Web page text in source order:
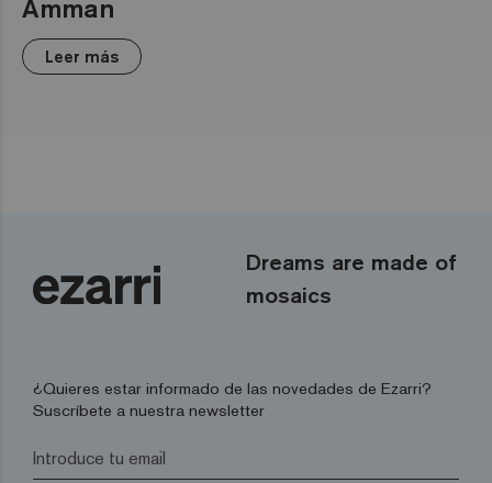
Amman
Leer más
Dreams are made of
mosaics
¿Quieres estar informado de las novedades de Ezarri?
Suscríbete a nuestra newsletter